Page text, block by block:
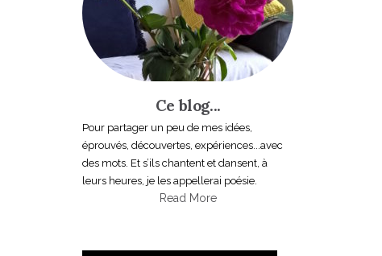
Ce blog...
Pour partager un peu de mes idées,
éprouvés, découvertes, expériences...avec
des mots. Et s’ils chantent et dansent, à
leurs heures, je les appellerai poésie.
Read More